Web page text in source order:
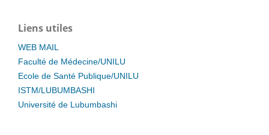
Liens utiles
WEB MAIL
Faculté de Médecine/UNILU
Ecole de Santé Publique/UNILU
ISTM/LUBUMBASHI
Université de Lubumbashi